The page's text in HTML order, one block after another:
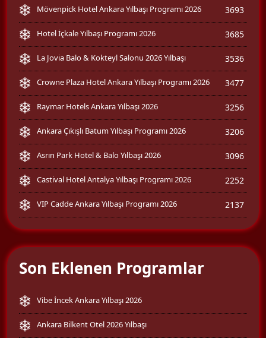
Mövenpick Hotel Ankara Yılbaşı Programı 2026 3693
Hotel İçkale Yılbaşı Programı 2026 3685
La Jovia Balo & Kokteyl Salonu 2026 Yılbaşı 3536
Crowne Plaza Hotel Ankara Yılbaşı Programı 2026 3477
Raymar Hotels Ankara Yılbaşı 2026 3256
Ankara Çıkışlı Batum Yılbaşı Programı 2026 3206
Asrın Park Hotel & Balo Yılbaşı 2026 3096
Castival Hotel Antalya Yılbaşı Programı 2026 2252
VIP Cadde Ankara Yılbaşı Programı 2026 2137
Son Eklenen Programlar
Vibe İncek Ankara Yılbaşı 2026
Ankara Bilkent Otel 2026 Yılbaşı